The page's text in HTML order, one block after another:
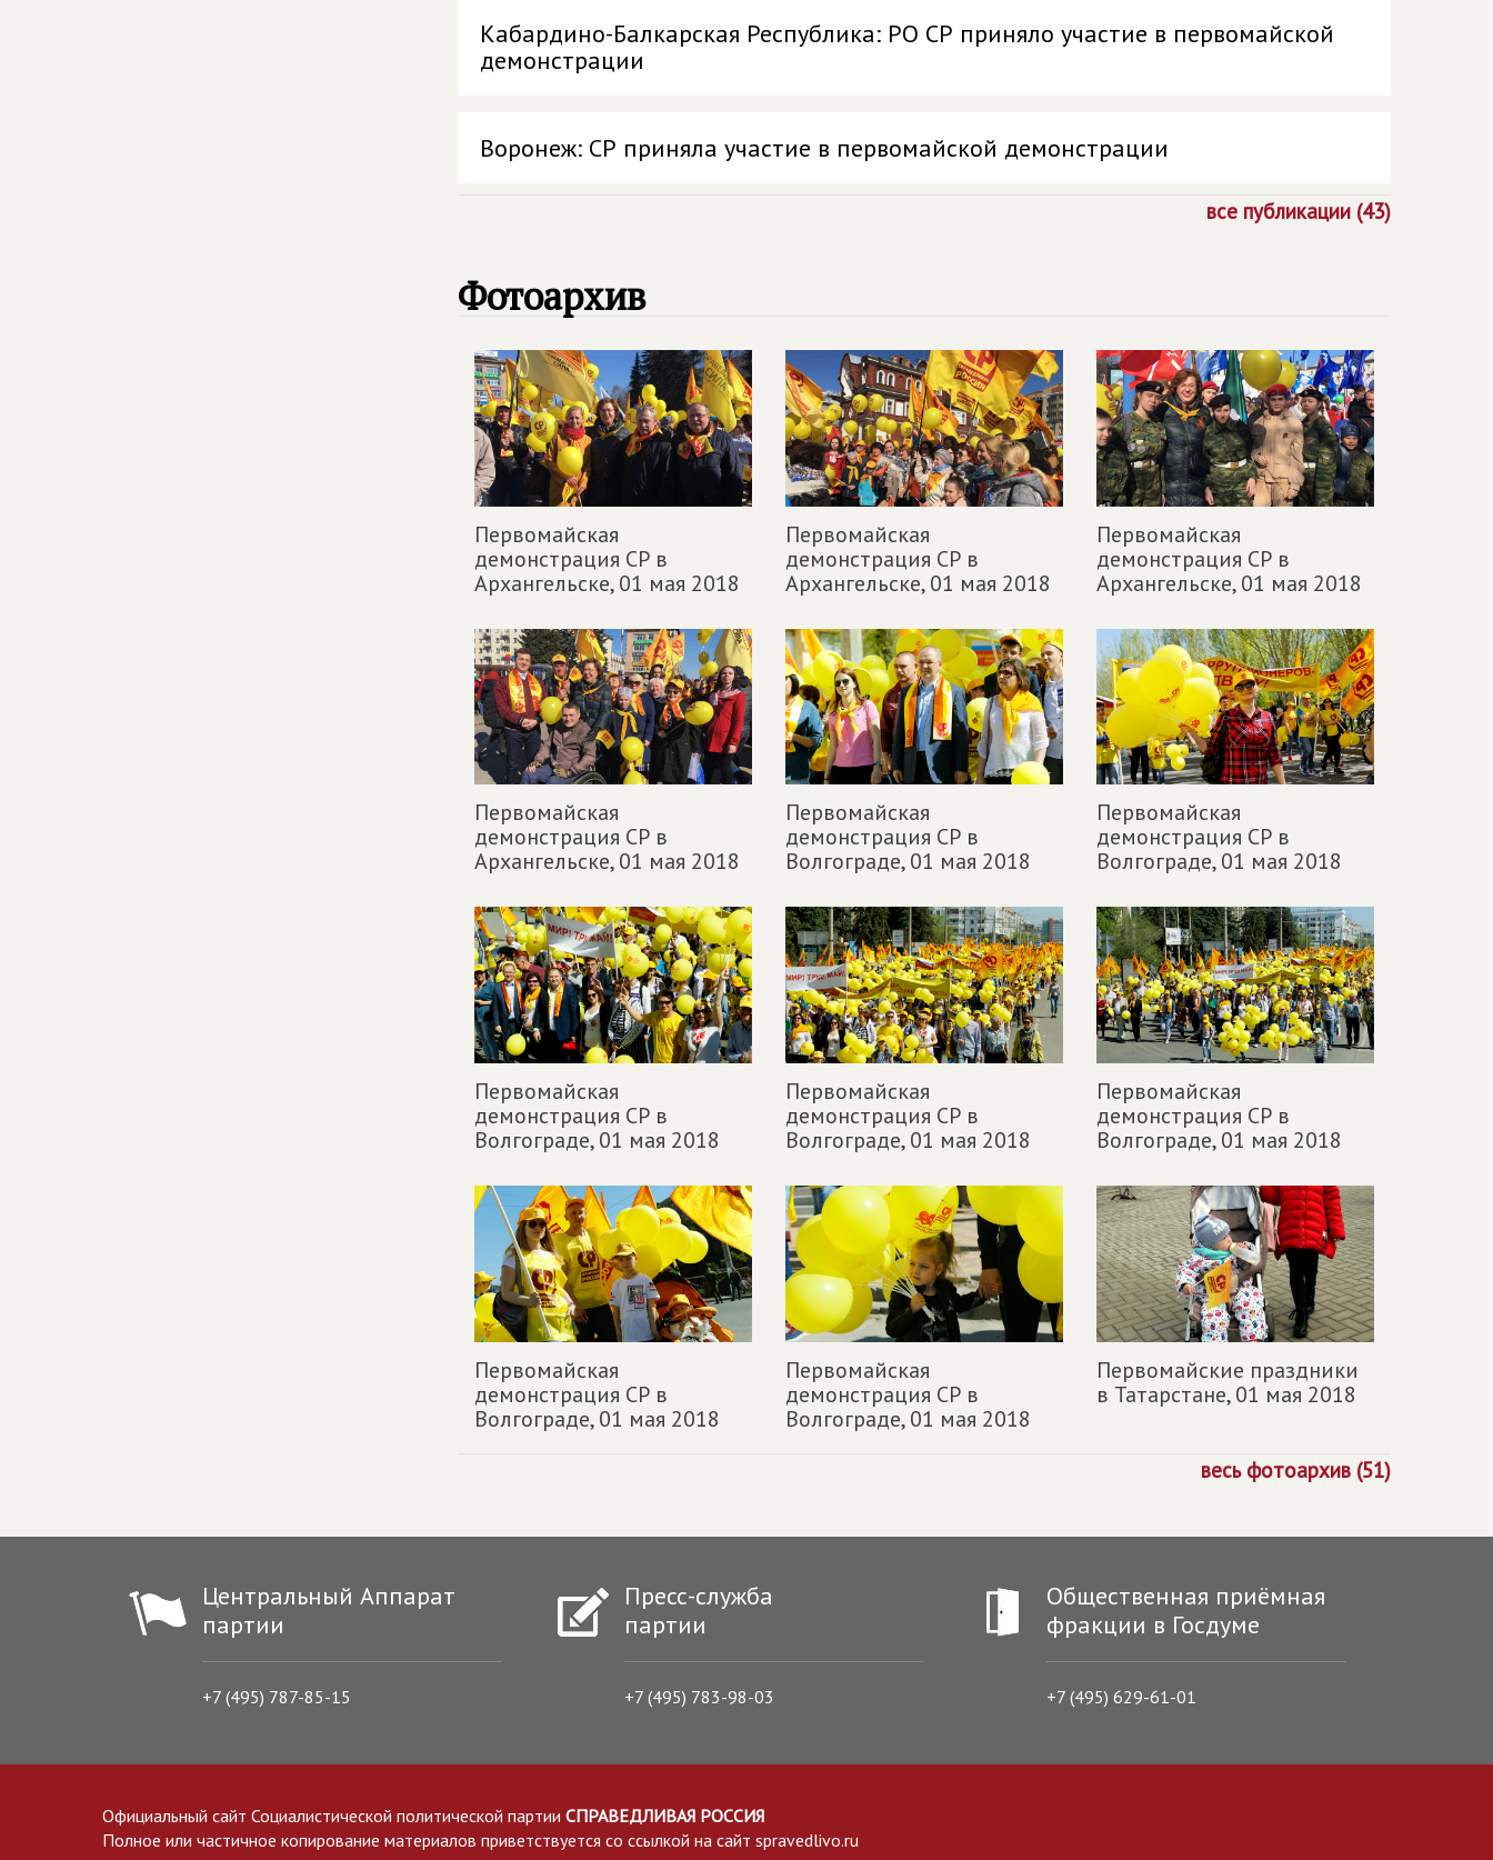
Кабардино-Балкарская Республика: РО СР приняло участие в первомайской
демонстрации
Воронеж: СР приняла участие в первомайской демонстрации
все публикации (43)
Фотоархив
Первомайская
демонстрация СР в
Архангельске,01 мая 2018
Первомайская
демонстрация СР в
Архангельске,01 мая 2018
Первомайская
демонстрация СР в
Архангельске,01 мая 2018
Первомайская
демонстрация СР в
Архангельске,01 мая 2018
Первомайская
демонстрация СР в
Волгограде,01 мая 2018
Первомайская
демонстрация СР в
Волгограде,01 мая 2018
Первомайская
демонстрация СР в
Волгограде,01 мая 2018
Первомайская
демонстрация СР в
Волгограде,01 мая 2018
Первомайская
демонстрация СР в
Волгограде,01 мая 2018
Первомайская
демонстрация СР в
Волгограде,01 мая 2018
Первомайская
демонстрация СР в
Волгограде,01 мая 2018
Первомайские праздники
в Татарстане,01 мая 2018
весь фотоархив (51)
Центральный Аппарат
партии
+7 (495) 787-85-15
Пресс-служба
партии
+7 (495) 783-98-03
Общественная приёмная
фракции в Госдуме
+7 (495) 629-61-01
Официальный сайт Социалистической политической партии СПРАВЕДЛИВАЯ РОССИЯ
Полное или частичное копирование материалов приветствуется со ссылкой на сайт spravedlivo.ru